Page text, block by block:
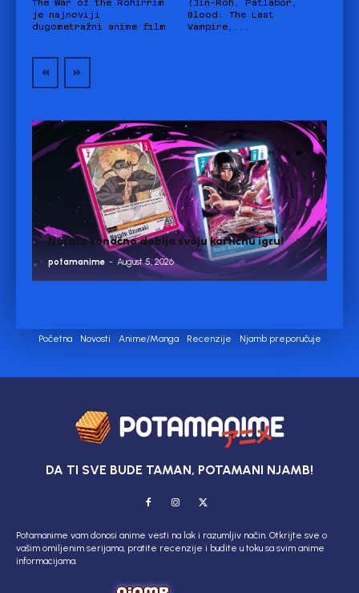
The War of the Rohirrim
je najnoviji
dugometražni anime film
(Jin-Roh, Patlabor,
Blood: The Last
Vampire,...
Naruto konačno dobija svoju kartičnu igru!
potamanime - August 5, 2026
Početna Novosti Anime/Manga Recenzije Njamb preporučuje
DA TI SVE BUDE TAMAN, POTAMANI NJAMB!
Potamanime vam donosi anime vesti na lak i razumljiv način. Otkrijte sve o
vašim omiljenim serijama, pratite recenzije i budite u toku sa svim anime
informacijama.